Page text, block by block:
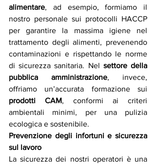
alimentare, ad esempio, formiamo il
nostro personale sui protocolli HACCP
per garantire la massima igiene nel
trattamento degli alimenti, prevenendo
contaminazioni e rispettando le norme
di sicurezza sanitaria. Nel settore della
pubblica amministrazione, invece,
prodotti CAM, conformi ai criteri
ambientali minimi, per una pulizia
ecologica e sostenibile.
Prevenzione degli infortuni e sicurezza
sul lavoro
La sicurezza dei nostri operatori è una